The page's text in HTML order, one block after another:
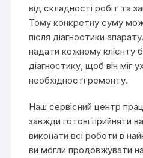
від складності робіт та
Тому конкретну суму
після діагностики
надати кожному клієнту
діагностику, щоб він міг
необхідності ремонту.
Наш сервісний центр
завжди готові прийняти
виконати всі роботи в
ви могли продовжувати